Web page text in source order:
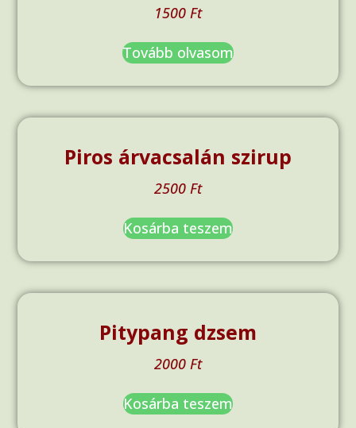
1500 Ft
Tovább olvasom
Piros árvacsalán szirup
2500 Ft
Kosárba teszem
Pitypang dzsem
2000 Ft
Kosárba teszem